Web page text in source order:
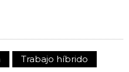
Trabajo híbrido